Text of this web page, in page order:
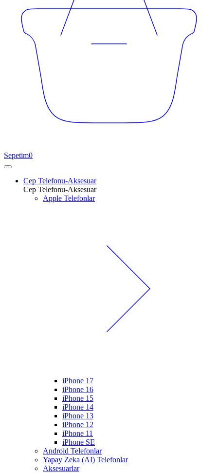
Sepetim0
Cep Telefonu-Aksesuar
Cep Telefonu-Aksesuar
Apple Telefonlar
iPhone 17
iPhone 16
iPhone 15
iPhone 14
iPhone 13
iPhone 12
iPhone 11
iPhone SE
Android Telefonlar
Yapay Zeka (AI) Telefonlar
Aksesuarlar